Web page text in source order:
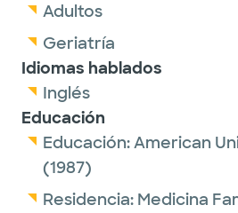
Adultos
Geriatría
Idiomas hablados
Inglés
Educación
Educación:American
(1987)
Residencia: Medicina